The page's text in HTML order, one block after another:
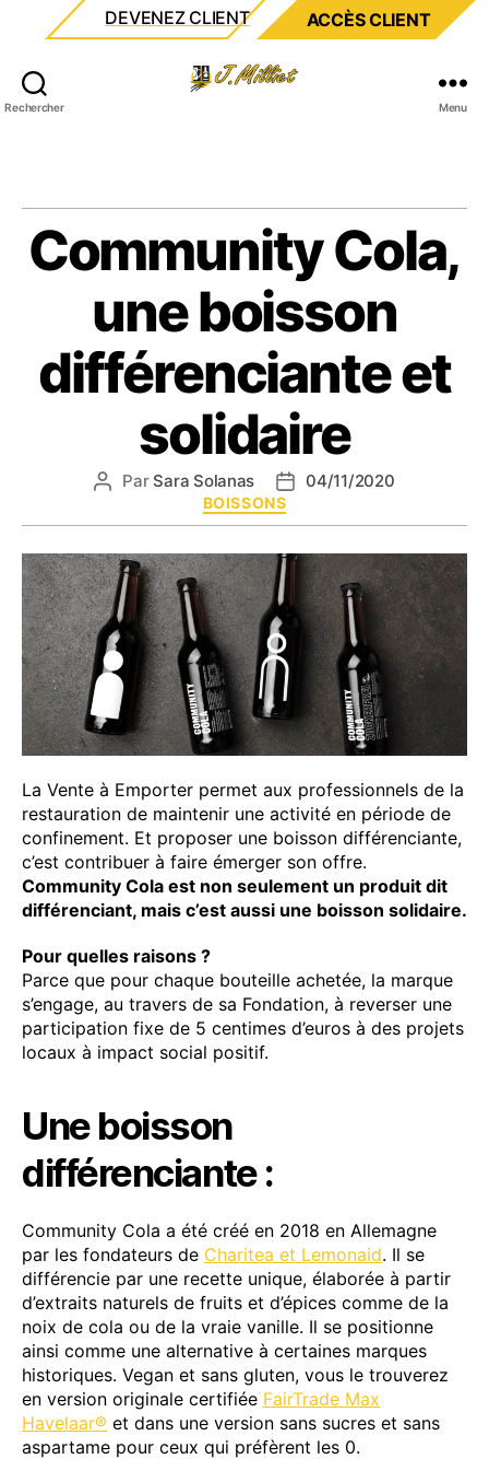
DEVENEZ CLIENT ACCÈS CLIENT
Rechercher Menu
Community Cola,
une boisson
différenciante et
solidaire
Auteur
l’article
Par Sara Solanas
Date
de
l’article
04/11/2020
Catégories
BOISSONS
La Vente à Emporter permet aux professionnels de la
restauration de maintenir une activité en période de
confinement. Et proposer une boisson différenciante,
c’est contribuer à faire émerger son offre.
Community Cola est non seulement un produit dit
différenciant, mais c’est aussi une boisson solidaire.
Pour quelles raisons ?
Parce que pour chaque bouteille achetée, la marque
s’engage, au travers de sa Fondation, à reverser une
participation fixe de 5 centimes d’euros à des projets
locaux à impact social positif.
Une boisson
différenciante:
Community Cola a été créé en 2018 en Allemagne
par les fondateurs de Charitea et Lemonaid. Il se
différencie par une recette unique, élaborée à partir
d’extraits naturels de fruits et d’épices comme de la
noix de cola ou de la vraie vanille. Il se positionne
ainsi comme une alternative à certaines marques
historiques. Vegan et sans gluten, vous le trouverez
en version originale certifiée FairTrade Max
Havelaar® et dans une version sans sucres et sans
aspartame pour ceux qui préfèrent les 0.